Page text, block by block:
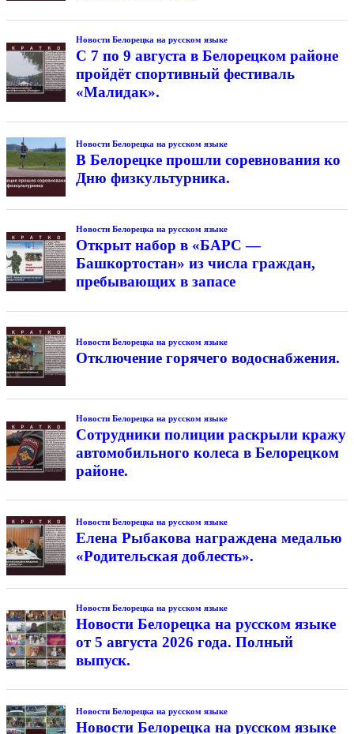
Новости Белорецка на русском языке
С 7 по 9 августа в Белорецком районе
пройдёт спортивный фестиваль
«Малидак».
Новости Белорецка на русском языке
В Белорецке прошли соревнования ко
Дню физкультурника.
Новости Белорецка на русском языке
Открыт набор в «БАРС —
Башкортостан» из числа граждан,
пребывающих в запасе
Новости Белорецка на русском языке
Отключение горячего водоснабжения.
Новости Белорецка на русском языке
Сотрудники полиции раскрыли кражу
автомобильного колеса в Белорецком
районе.
Новости Белорецка на русском языке
Елена Рыбакова награждена медалью
«Родительская доблесть».
Новости Белорецка на русском языке
Новости Белорецка на русском языке
от 5 августа 2026 года. Полный
выпуск.
Новости Белорецка на русском языке
Новости Белорецка на русском языке